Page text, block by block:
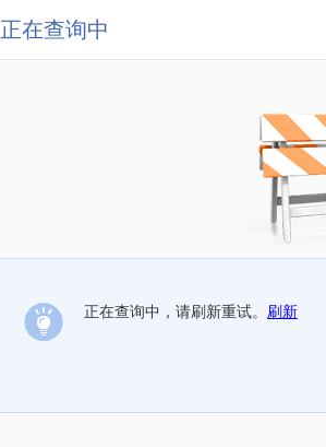
正在查询中
正在查询中，请刷新重试。 刷新